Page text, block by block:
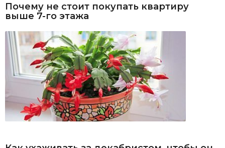
Почему не стоит покупать квартиру
выше 7-го этажа